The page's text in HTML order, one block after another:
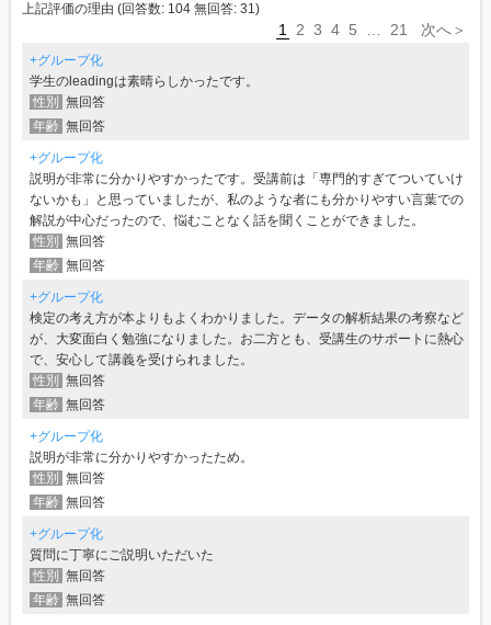
上記評価の理由 (回答数: 104 無回答: 31)
1 2 3 4 5 21 次へ＞
+グループ化
学生のleadingは素晴らしかったです。
性別
無回答
年齢 無回答
+グループ化
説明が非常に分かりやすかったです。受講前は「専門的すぎてついていけ
ないかも」と思っていましたが、私のような者にも分かりやすい言葉での
解説が中心だったので、悩むことなく話を聞くことができました。
性別
無回答
年齢 無回答
+グループ化
検定の考え方が本よりもよくわかりました。データの解析結果の考察など
が、大変面白く勉強になりました。お二方とも、受講生のサポートに熱心
で、安心して講義を受けられました。
性別
無回答
年齢 無回答
+グループ化
説明が非常に分かりやすかったため。
性別
無回答
年齢 無回答
+グループ化
質問に丁寧にご説明いただいた
性別
無回答
年齢 無回答